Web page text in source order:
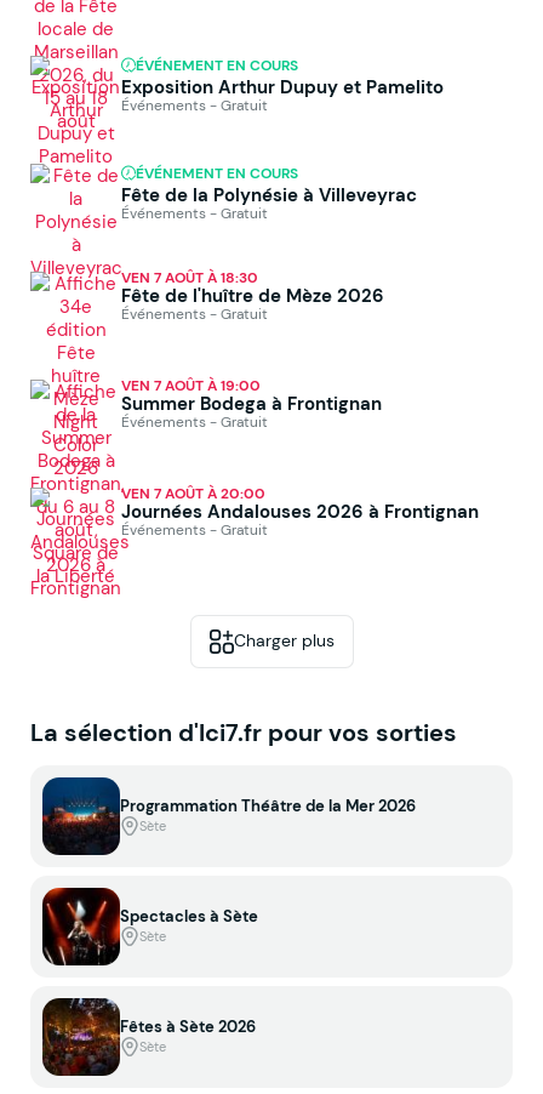
ÉVÉNEMENT EN COURS
Exposition Arthur Dupuy et Pamelito
Événements - Gratuit
ÉVÉNEMENT EN COURS
Fête de la Polynésie à Villeveyrac
Événements - Gratuit
VEN 7 AOÛT À 18:30
Fête de l'huître de Mèze 2026
Événements - Gratuit
VEN 7 AOÛT À 19:00
Summer Bodega à Frontignan
Événements - Gratuit
VEN 7 AOÛT À 20:00
Journées Andalouses 2026 à Frontignan
Événements - Gratuit
Charger plus
La sélection d'Ici7.fr pour vos sorties
Programmation Théâtre de la Mer 2026
Sète
Spectacles à Sète
Sète
Fêtes à Sète 2026
Sète